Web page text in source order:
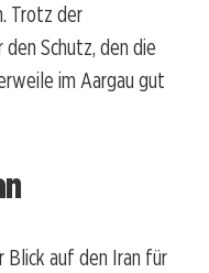
Trotz der
Schutz, den die
im Aargau gut
auf den Iran für